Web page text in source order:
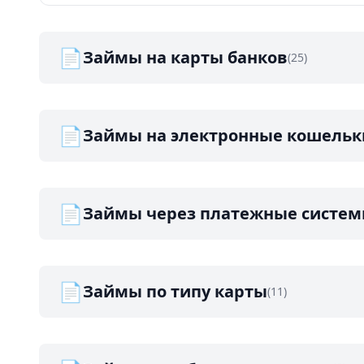
📄Займы на карты банков(25)
📄Займы на электронные
📄Займы через платежные
📄Займы по типу карты(11)